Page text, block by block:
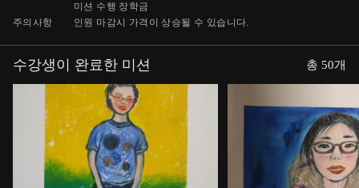
미션 수행 장학금
주의사항
인원 마감시 가격이 상승될 수 있습니다.
수강생이 완료한 미션 총 50개